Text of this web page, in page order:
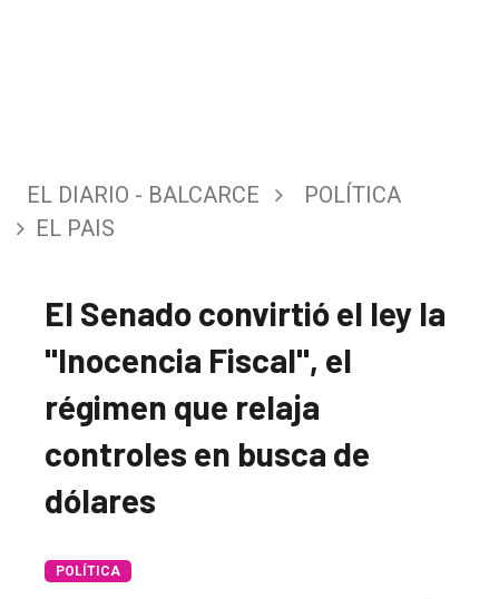
EL DIARIO - BALCARCE
POLÍTICA
EL PAIS
El Senado convirtió el ley la
"Inocencia Fiscal", el
régimen que relaja
controles en busca de
dólares
POLÍTICA